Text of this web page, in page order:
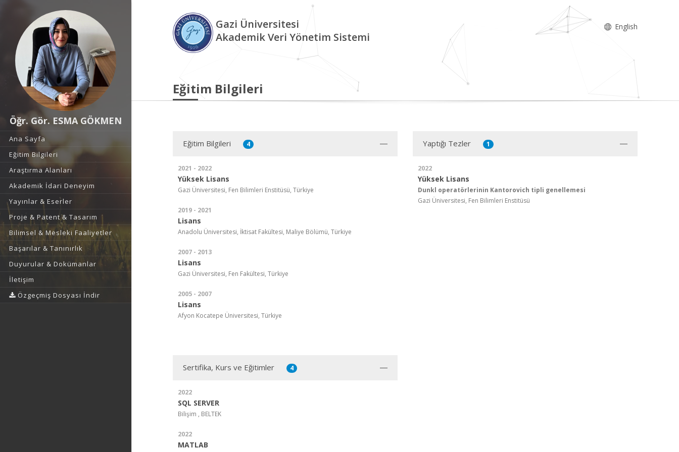
Öğr. Gör. ESMA GÖKMEN
Ana Sayfa
Eğitim Bilgileri
Araştırma Alanları
Akademik İdari Deneyim
Yayınlar & Eserler
Proje & Patent & Tasarım
Bilimsel & Mesleki Faaliyetler
Başarılar & Tanınırlık
Duyurular & Dokümanlar
İletişim
Özgeçmiş Dosyası İndir
Gazi Üniversitesi
Akademik Veri Yönetim Sistemi
English
Eğitim Bilgileri
Eğitim Bilgileri 4
2021 - 2022
Yüksek Lisans
Gazi Üniversitesi, Fen Bilimleri Enstitüsü, Türkiye
2019 - 2021
Lisans
Anadolu Üniversitesi, İktisat Fakültesi, Maliye Bölümü, Türkiye
2007 - 2013
Lisans
Gazi Üniversitesi, Fen Fakültesi, Türkiye
2005 - 2007
Lisans
Afyon Kocatepe Üniversitesi, Türkiye
Yaptığı Tezler 1
2022
Yüksek Lisans
Dunkl operatörlerinin Kantorovich tipli genellemesi
Gazi Üniversitesi, Fen Bilimleri Enstitüsü
Sertifika, Kurs ve Eğitimler 4
2022
SQL SERVER
Bilişim , BELTEK
2022
MATLAB